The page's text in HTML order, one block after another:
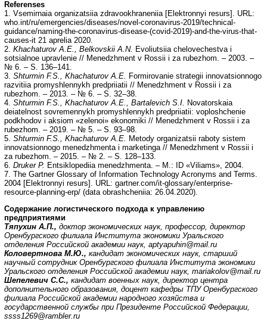
Referenses
1. Vsemirnaia organizatsiia zdravookhraneniia [Elektronnyi resurs]. URL:
who.int/ru/emergencies/diseases/novel-coronavirus-2019/technical-
guidance/naming-the-coronavirus-disease-(covid-2019)-and-the-virus-that-
causes-it 21 aprelia 2020.
2. Khachaturov A.E., Belkovskii A.N. Evoliutsiia chelovechestva i
sotsialnoe upravlenie // Menedzhment v Rossii i za rubezhom. – 2003. –
№ 6. – S. 136–141.
3. Shturmin F.S., Khachaturov A.E. Formirovanie strategii innovatsionnogo
razvitiia promyshlennykh predpriiatii // Menedzhment v Rossii i za
rubezhom. – 2013. – № 6. – S. 32–38.
4. Shturmin F.S., Khachaturov A.E., Bartalevich S.I. Novatorskaia
deiatelnost sovremennykh promyshlennykh predpriiatii: voploshchenie
podkhodov i aksiom «zelenoi» ekonomiki // Menedzhment v Rossii i za
rubezhom. – 2019. – № 5. – S. 93–98.
5. Shturmin F.S., Khachaturov A.E. Metody organizatsii raboty sistem
innovatsionnogo menedzhmenta i marketinga // Menedzhment v Rossii i
za rubezhom. – 2015. – № 2. – S. 128–133.
6. Druker P. Entsiklopediia menedzhmenta. – M.: ID «Viliams», 2004.
7. The Gartner Glossary of Information Technology Acronyms and Terms.
2004 [Elektronnyi resurs]. URL: gartner.com/it-glossary/enterprise-
resource-planning-erp/ (data obrashcheniia: 26.04.2020).
Содержание логистического подхода к управлению
предприятиями
Тяпухин А.П., доктор экономических наук, профессор, директор
Оренбургского филиала Института экономики Уральского
отделения Российской академии наук, aptyapuhin@mail ru
Коловертнова М.Ю., кандидат экономических наук, старший
научный сотрудник Оренбургского филиала Института экономики
Уральского отделения Российской академии наук, mariakolov@mail ru
Шепелевич С.С., кандидат военных наук, директор центра
дополнительного образования, доцент кафедры ТПУ Оренбургского
филиала Российской академии народного хозяйства и
государственной службы при Президенте Российской Федерации,
ssss 1269@rambler. ru